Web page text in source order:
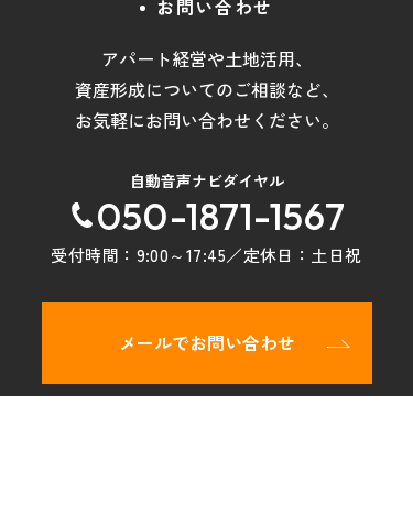
お問い合わせ
アパート経営や土地活用、
資産形成についてのご相談など、
お気軽にお問い合わせください。
自動音声ナビダイヤル
050-1871-1567
受付時間： 9:00～17:45／定休日： 土日祝
メールでお問い合わせ